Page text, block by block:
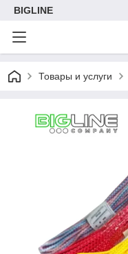
BIGLINE
Товары и услуги